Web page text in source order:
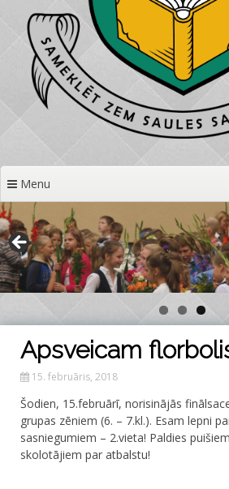
Menu
Apsveicam
15. februāris, 2018
Šodien, 15.februārī, norisinājās
grupas zēniem (6. – 7.kl.). Esam lepni
sasniegumiem – 2.vieta! Paldies
skolotājiem par atbalstu!